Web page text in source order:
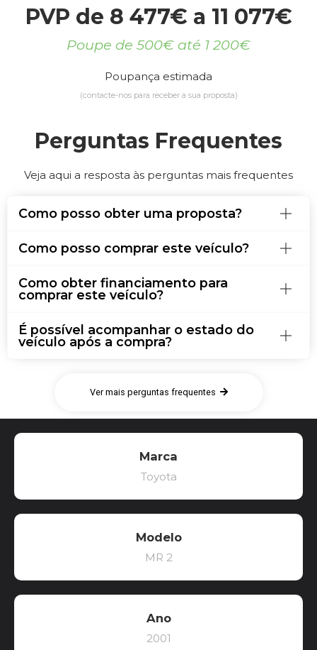
PVP de 8 477€ a 11 077€
Poupe de 500€ até 1 200€
Poupança estimada
(contacte-nos para receber a sua proposta)
Perguntas Frequentes
Veja aqui a resposta às perguntas mais frequentes
Como posso obter uma proposta?
Como posso comprar este veículo?
Como obter financiamento para
comprar este veículo?
É possível acompanhar o estado do
veículo após a compra?
Ver mais perguntas frequentes
Marca
Toyota
Modelo
MR 2
Ano
2001